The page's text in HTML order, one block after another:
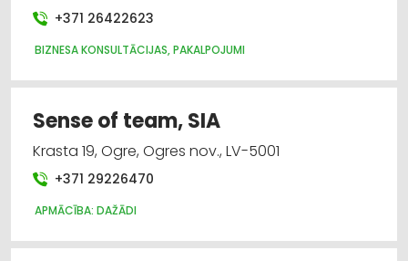
+371 26422623
BIZNESA KONSULTĀCIJAS, PAKALPOJUMI
Sense of team, SIA
Krasta 19, Ogre, Ogres nov., LV-5001
+371 29226470
APMĀCĪBA: DAŽĀDI